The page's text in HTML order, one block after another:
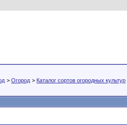
> Огород > Каталог сортов огородных культур